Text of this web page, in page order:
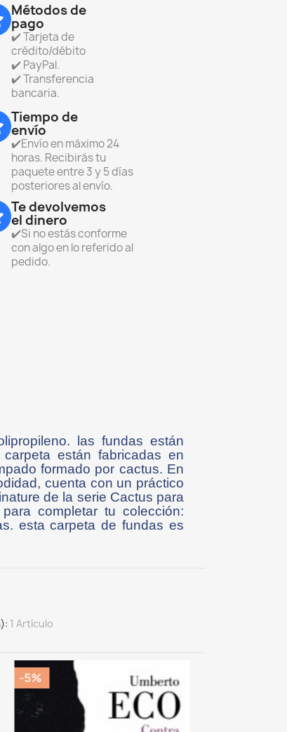
Métodos de
pago
✔️ Tarjeta de
crédito/débito
✔️ PayPal.
✔️ Transferencia
bancaria.
Tiempo de
envío
✔️Envío en máximo 24
horas. Recibirás tu
paquete entre 3 y 5 días
posteriores al envío.
Te devolvemos
el dinero
✔️Si no estás conforme
con algo en lo referido al
pedido.
las fundas están
están fabricadas en
formado por cactus. En
cuenta con un práctico
de la serie Cactus para
completar tu colección:
esta carpeta de fundas es
1 Artículo
-5%